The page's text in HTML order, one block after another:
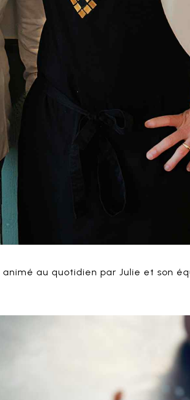
au quotidien par Julie et son